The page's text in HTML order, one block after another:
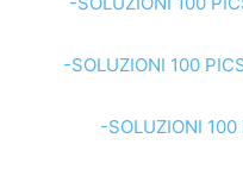
-SOLUZIONI 100
-SOLUZIONI 100